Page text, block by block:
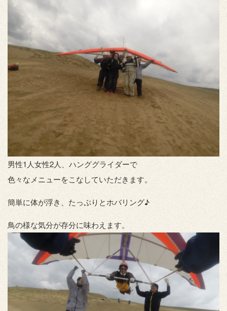
男性1人女性2人、ハンググライダーで
色々なメニューをこなしていただきます。
簡単に体が浮き、たっぷりとホバリング♪
鳥の様な気分が存分に味わえます。